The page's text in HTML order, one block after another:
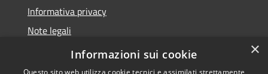
Informativa privacy
Note legali
Dichiarazione di accessibilità
×
Informazioni sui cookie
Questo sito web utilizza cookie tecnici e assimilati strettamente